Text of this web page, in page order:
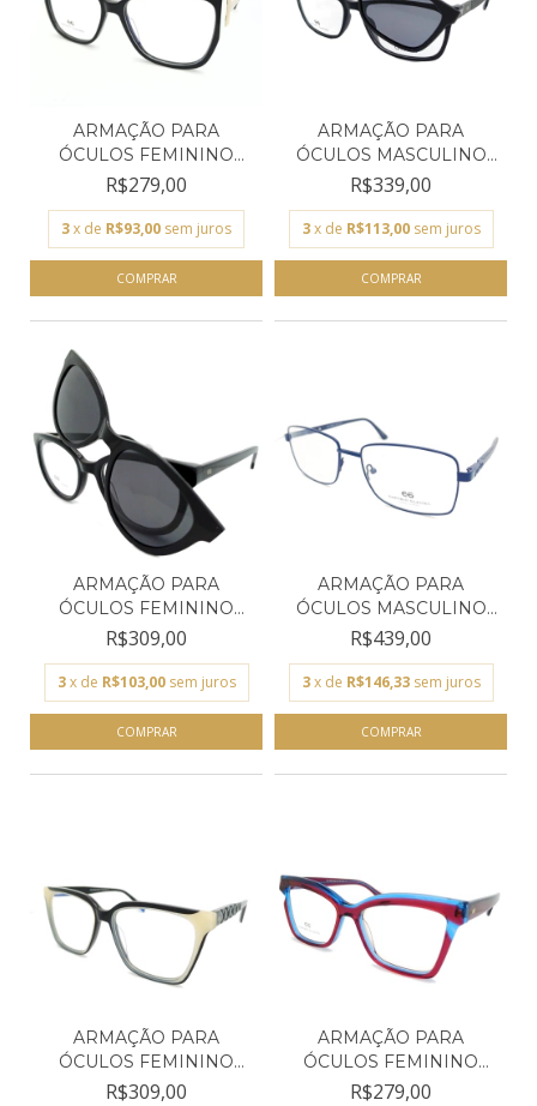
ARMAÇÃO PARA
ÓCULOS FEMININO
EMPÓRIO GLA...
R$279,00
3x de R$93,00 sem juros
ARMAÇÃO PARA
ÓCULOS MASCULINO
EMPÓRIO GL...
R$339,00
3 x de R$113,00 sem juros
ARMAÇÃO PARA
ÓCULOS FEMININO
EMPÓRIO GLA...
R$309,00
3 x de R$103,00 sem juros
ARMAÇÃO PARA
ÓCULOS MASCULINO
EMPÓRIO GL...
R$439,00
3 x de R$146,33 sem juros
ARMAÇÃO PARA
ÓCULOS FEMININO
EMPÓRIO GLA...
R$309,00
ARMAÇÃO PARA
ÓCULOS FEMININO
EMPÓRIO GLA...
R$279,00